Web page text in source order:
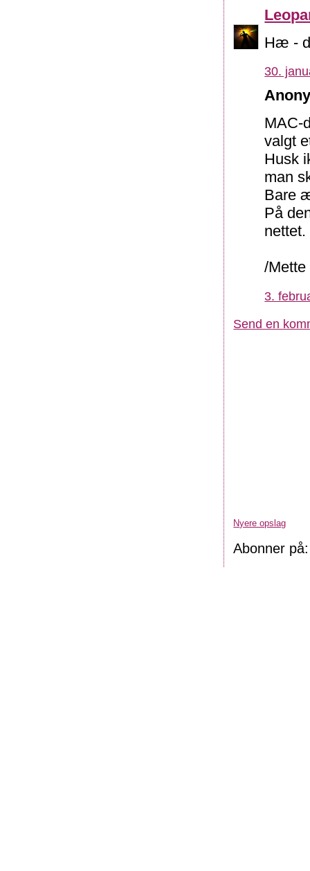
Hæ -
30.
MAC-
valgt
Husk
man
Bare
På
nettet.
/Mette
3.
Send en
Nyere opslag
Abonner